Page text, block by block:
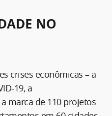
NO
crises econômicas – a
19, a
marca de 110 projetos